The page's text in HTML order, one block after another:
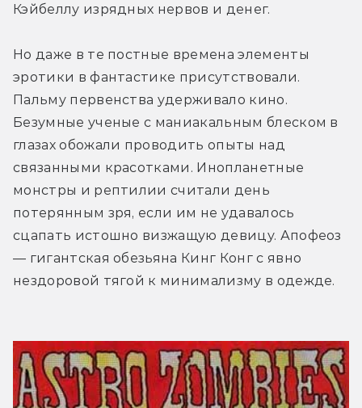
Кэйбеллу изрядных нервов и денег.
Но даже в те постные времена элементы
эротики в фантастике присутствовали.
Пальму первенства удерживало кино.
Безумные ученые с маниакальным блеском в
глазах обожали проводить опыты над
связанными красотками. Инопланетные
монстры и рептилии считали день
потерянным зря, если им не удавалось
сцапать истошно визжащую девицу. Апофеоз
— гигантская обезьяна Кинг Конг с явно
нездоровой тягой к минимализму в одежде.